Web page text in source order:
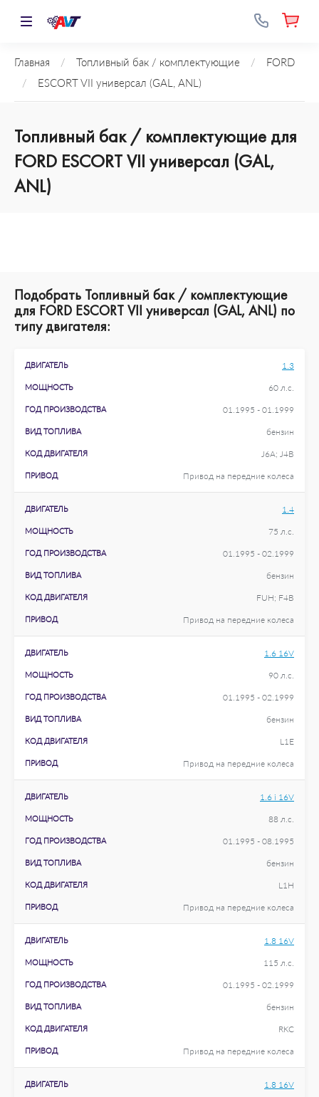
Главная / Топливный бак / комплектующие /
FORD
/
ESCORT VII универсал (GAL, ANL)
Топливный бак / комплектующие для
FORD ESCORT VII универсал (GAL,
ANL)
Подобрать Топливный бак / комплектующие
для FORD ESCORT VII универсал (GAL, ANL) по
типу двигателя:
ДВИГАТЕЛЬ 1.3
МОЩНОСТЬ 60 л.с.
ГОД ПРОИЗВОДСТВА 01.1995 - 01.1999
ВИД ТОПЛИВА бензин
КОД ДВИГАТЕЛЯ J6A; J4B
ПРИВОД Привод на передние колеса
ДВИГАТЕЛЬ 1.4
МОЩНОСТЬ 75 л.с.
ГОД ПРОИЗВОДСТВА 01.1995 - 02.1999
ВИД ТОПЛИВА бензин
КОД ДВИГАТЕЛЯ FUH; F4B
ПРИВОД Привод на передние колеса
ДВИГАТЕЛЬ 1.6 16V
МОЩНОСТЬ 90 л.с.
ГОД ПРОИЗВОДСТВА 01.1995 - 02.1999
ВИД ТОПЛИВА бензин
КОД ДВИГАТЕЛЯ L1E
ПРИВОД Привод на передние колеса
ДВИГАТЕЛЬ 1.6 i 16V
МОЩНОСТЬ 88 л.с.
ГОД ПРОИЗВОДСТВА 01.1995 - 08.1995
ВИД ТОПЛИВА бензин
КОД ДВИГАТЕЛЯ L1H
ПРИВОД Привод на передние колеса
ДВИГАТЕЛЬ 1.8 16V
МОЩНОСТЬ 115 л.с.
ГОД ПРОИЗВОДСТВА 01.1995 - 02.1999
ВИД ТОПЛИВА бензин
КОД ДВИГАТЕЛЯ RKC
ПРИВОД Привод на передние колеса
ДВИГАТЕЛЬ 1.8 16V